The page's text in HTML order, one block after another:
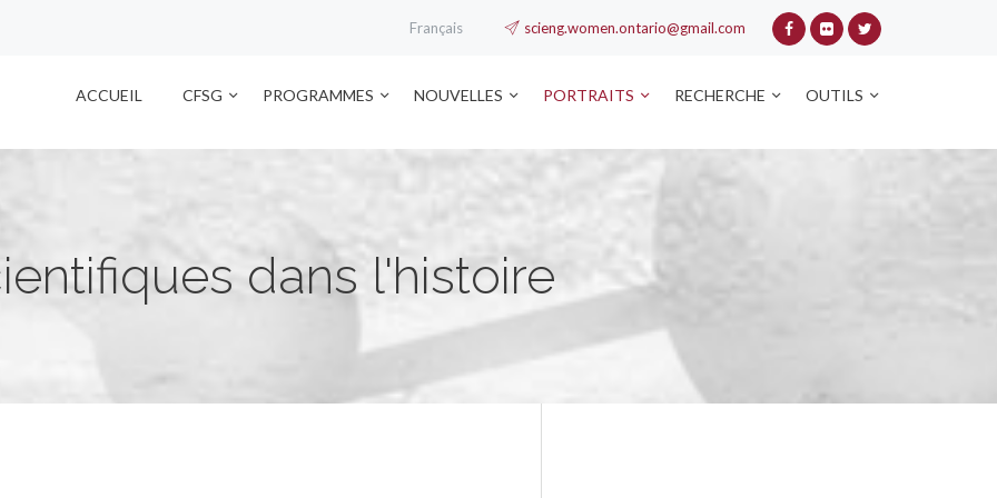
Français scieng.women.ontario@gmail.com
ACCUEIL CFSG PROGRAMMES NOUVELLES PORTRAITS RECHERCHE OUTILS
dans l'histoire